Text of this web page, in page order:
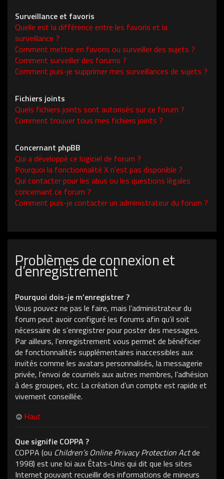
Surveillance et favoris
Quelle est la différence entre les favoris et la
surveillance ?
Comment mettre en favoris ou surveiller des sujets ?
Comment surveiller des forums ?
Comment puis-je supprimer mes surveillances de sujets ?
Fichiers joints
Quels fichiers joints sont autorisés sur ce forum ?
Comment trouver tous mes fichiers joints ?
Concernant phpBB
Qui a développé ce logiciel de forum ?
Pourquoi la fonctionnalité X n’est pas disponible ?
Qui contacter pour les abus ou les questions légales
concernant ce forum ?
Comment puis-je contacter un administrateur du forum ?
Problèmes de connexion et
d’enregistrement
Pourquoi dois-je m’enregistrer ?
Vous pouvez ne pas le faire, mais l’administrateur du
forum peut avoir configuré les forums afin qu’il soit
nécessaire de s’enregistrer pour poster des messages.
Par ailleurs, l’enregistrement vous permet de bénéficier
de fonctionnalités supplémentaires inaccessibles aux
invités comme les avatars personnalisés, la messagerie
privée, l’envoi de courriels aux autres membres, l’adhésion
à des groupes, etc. La création d’un compte est rapide et
vivement conseillée.
Haut
Que signifie COPPA ?
COPPA (ou Children’s Online Privacy Protection Actde
1998) est une loi aux États-Unis qui dit que les sites
Internet pouvant recueillir des informations de mineurs